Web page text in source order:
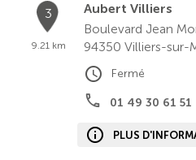
3
9.21 km
Aubert Villiers
Boulevard Jean
94350 Villiers-sur-
01 49 30 61 51
Fermé
PLUS